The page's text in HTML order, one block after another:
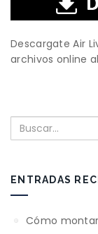
Descargate Air
archivos online
Buscar
ENTRADAS
Cómo